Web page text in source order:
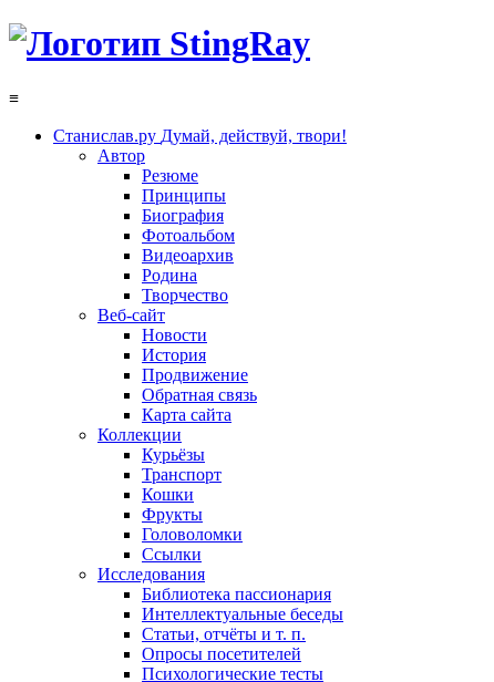
≡
Станислав.ру Думай, действуй, твори!
Автор
Резюме
Принципы
Биография
Фотоальбом
Видеоархив
Родина
Творчество
Веб-сайт
Новости
История
Продвижение
Обратная связь
Карта сайта
Коллекции
Курьёзы
Транспорт
Кошки
Фрукты
Головоломки
Ссылки
Исследования
Библиотека пассионария
Интеллектуальные беседы
Статьи, отчёты и т. п.
Опросы посетителей
Психологические тесты